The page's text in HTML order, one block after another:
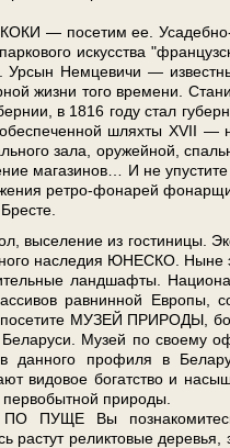
— по­се­тим ее.
ис­кус­ства
Урсын Немцевичи —
жиз­ни то­го вре­ме­ни.
в 1816 го­ду стал
обеспеченной шлях­ты XVII
за­ла, ору­жей­ной,
ма­га­зи­нов… И не
ретро-фонарей
вы­се­ле­ние из
на­сле­дия ЮНЕСКО.
ланд­шаф­ты.
равнинной Ев­ро­пы,
МУЗЕЙ ПРИРОДЫ,
Музей по сво­е­му
данного профиля в
видовое бо­гат­ство и
при­ро­ды.
Вы по­зна­ко­ми­тесь
растут реликтовые